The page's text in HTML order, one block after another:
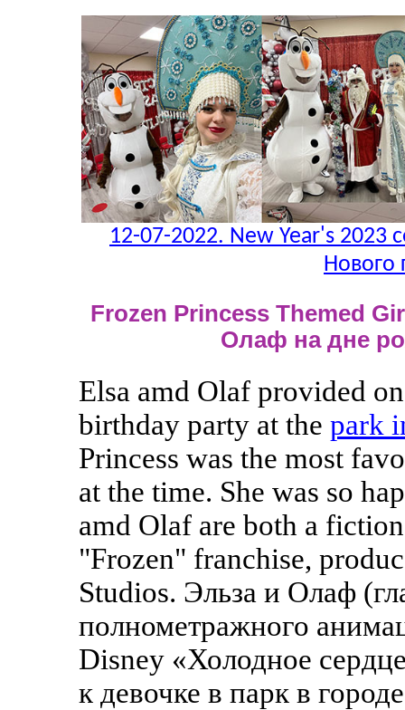
12-07-2022. New Year's 2023
Нового
Frozen Princess Themed
Олаф на дне
Elsa amd Olaf provided
birthday party at the park
Princess was the most
at the time. She was so
amd Olaf are both a
"Frozen" franchise,
Studios. Эльза и Олаф
полнометражного
Disney «Холодное
к девочке в парк в